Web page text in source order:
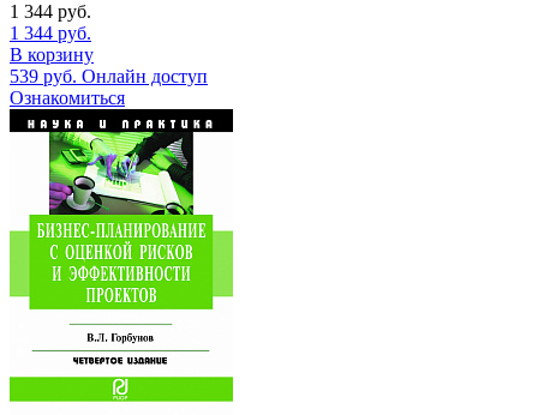
1 344 руб.
1 344 руб.
В корзину
539 руб. Онлайн доступ
Ознакомиться